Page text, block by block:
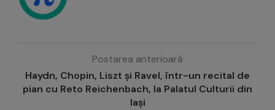
Postarea anterioară
Haydn, Chopin, Liszt și Ravel, într-un recital de
pian cu Reto Reichenbach, la Palatul Culturii din
Iași